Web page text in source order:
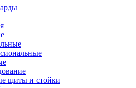
щиты и стойки